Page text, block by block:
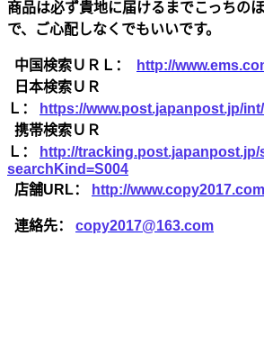
商品は必ず貴地に届けるまでこっちの
で、ご心配しなくでもいいです。
中国検索ＵＲＬ：
http://
日本検索ＵＲ
Ｌ：
https://www.post.japanpost.jp/
携帯検索ＵＲ
Ｌ：
http://
searchKind=S004
店舗URL：
http://
連絡先： copy2017@163.com